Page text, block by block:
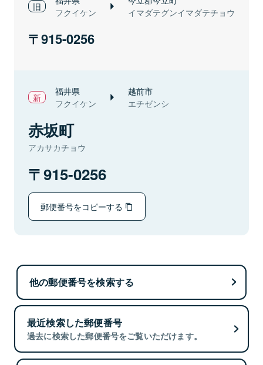
フクイケン イマダテグンイマダテチョウ
915-0256
福井県
フクイケン
越前市
エチゼンシ
赤坂町
アカサカチョウ
915-0256
郵便番号をコピーする
他の郵便番号を検索する
最近検索した郵便番号
過去に検索した郵便番号をご覧いただけます。